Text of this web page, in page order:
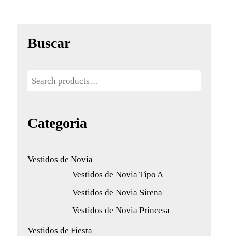
Buscar
Categoria
Vestidos de Novia
Vestidos de Novia Tipo A
Vestidos de Novia Sirena
Vestidos de Novia Princesa
Vestidos de Fiesta